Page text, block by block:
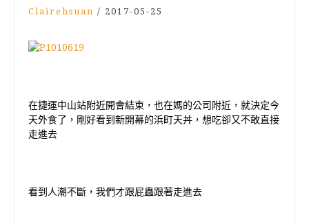
Clairehsuan / 2017-05-25
在捷運中山站附近開會結束，也在媽的公司附近，就決定今
天外食了，剛好看到新開幕的浜町天丼，想吃卻又不敢直接
走進去
看到人潮不斷，我們才跟屁蟲跟著走進去